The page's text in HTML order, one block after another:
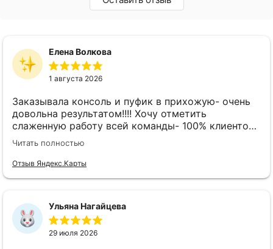
Елена Волкова
1 августа 2026
Заказывала консоль и пуфик в прихожую- очень
довольна результатом!!!! Хочу отметить
слаженную работу всей команды- 100% клиенто
ориентированная команда!!!! При заказе
внимательно слушают заказчика , что очень
облегчает подбор материала и цвета. Четкая
Читать полностью
Отзыв Яндекс.Карты
Ульяна Нагайцева
29 июля 2026